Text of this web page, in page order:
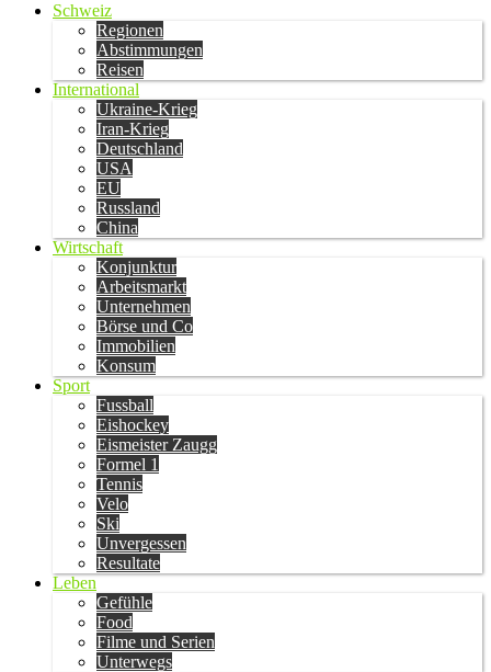
Schweiz
Regionen
Abstimmungen
Reisen
International
Ukraine-Krieg
Iran-Krieg
Deutschland
USA
EU
Russland
China
Wirtschaft
Konjunktur
Arbeitsmarkt
Unternehmen
Börse und Co
Immobilien
Konsum
Sport
Fussball
Eishockey
Eismeister Zaugg
Formel 1
Tennis
Velo
Ski
Unvergessen
Resultate
Leben
Gefühle
Food
Filme und Serien
Unterwegs